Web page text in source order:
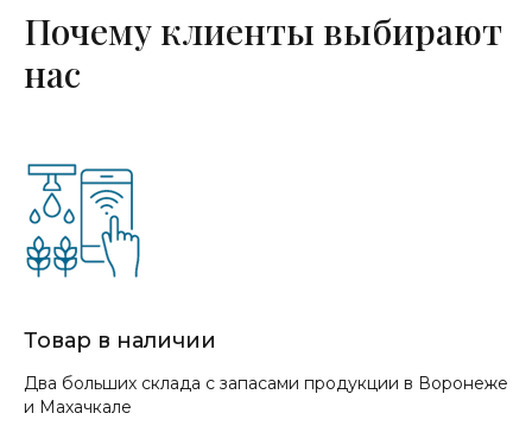
Почему клиенты выбирают
нас
Товар в наличии
Два больших склада с запасами продукции в Воронеже
и Махачкале